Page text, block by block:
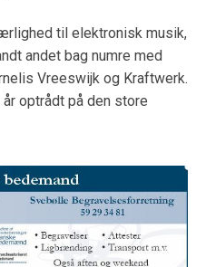
til elektronisk musik,
andet bag numre med
Vreeswijk og Kraftwerk.
optrådt på den store